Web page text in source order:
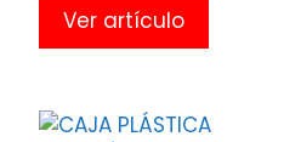
Ver artículo